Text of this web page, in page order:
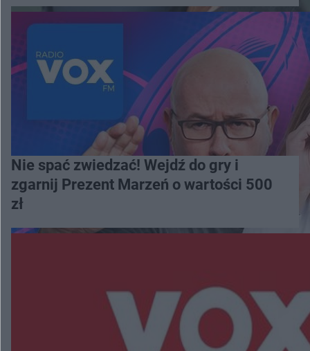
Nie spać zwiedzać! Wejdź do gry i
zgarnij Prezent Marzeń o wartości 500
zł